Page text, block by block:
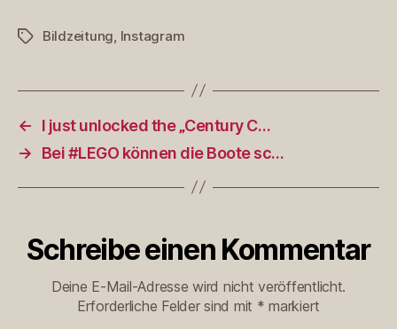
Schlagwörter
Bildzeitung Instagram
←
I just unlocked the „Century C…
→
Bei #LEGO können die Boote sc…
Schreibe einen Kommentar
Deine E-Mail-Adresse wird nicht veröffentlicht.
Erforderliche Felder sind mit * markiert